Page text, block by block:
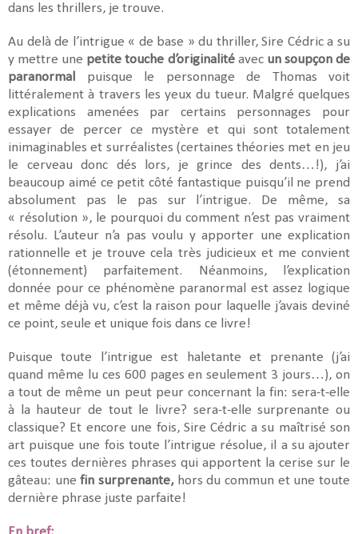
dans les thrillers, je trouve.
Au delà de l’intrigue « de base » du thriller, Sire Cédric a su
y mettre une petite touche d’originalitéavec un soupçon de
paranormal puisque le personnage de Thomas voit
littéralement à travers les yeux du tueur. Malgré quelques
explications amenées par certains personnages pour
essayer de percer ce mystère et qui sont totalement
inimaginables et surréalistes (certaines théories met en jeu
le cerveau donc dés lors, je grince des dents…!), j’ai
beaucoup aimé ce petit côté fantastique puisqu’il ne prend
absolument pas le pas sur l’intrigue. De même, sa
« résolution », le pourquoi du comment n’est pas vraiment
résolu. L’auteur n’a pas voulu y apporter une explication
rationnelle et je trouve cela très judicieux et me convient
(étonnement) parfaitement. Néanmoins, l’explication
donnée pour ce phénomène paranormal est assez logique
et même déjà vu, c’est la raison pour laquelle j’avais deviné
ce point, seule et unique fois dans ce livre!
Puisque toute l’intrigue est haletante et prenante (j’ai
quand même lu ces 600 pages en seulement 3 jours…), on
a tout de même un peut peur concernant la fin: sera-t-elle
à la hauteur de tout le livre? sera-t-elle surprenante ou
classique? Et encore une fois, Sire Cédric a su maîtrisé son
art puisque une fois toute l’intrigue résolue, il a su ajouter
ces toutes dernières phrases qui apportent la cerise sur le
gâteau: unefin surprenante,hors du commun et une toute
dernière phrase juste parfaite!